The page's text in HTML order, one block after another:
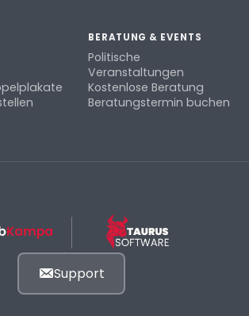
BERATUNG & EVENTS
Politische
Veranstaltungen
Kostenlose Beratung
Beratungstermin buchen
Support